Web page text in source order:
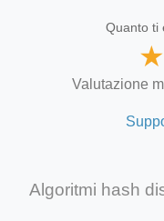
Quanto ti
★
Valutazione
Algoritmi hash